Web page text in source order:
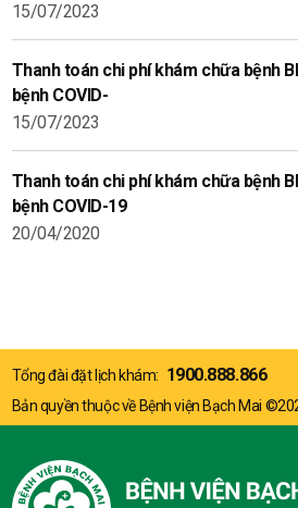
15/07/2023
Thanh toán chi phí khám chữa bệnh
bệnh COVID-
15/07/2023
Thanh toán chi phí khám chữa bệnh
bệnh COVID-19
20/04/2020
Tổng đài đặt lịch khám: 1900.888.866
Bản quyền thuộc về Bệnh viện Bạch Mai